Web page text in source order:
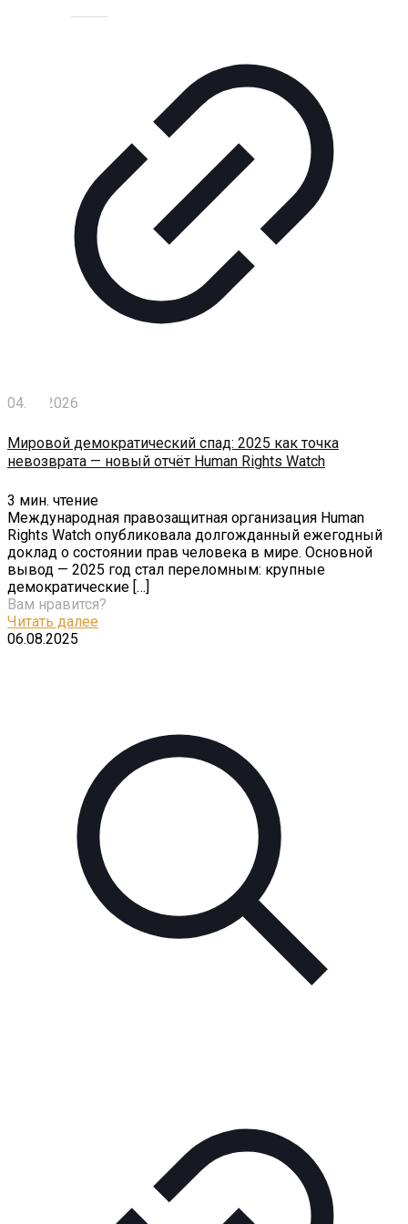
Технологии
читателя
Блокчейн
О
нас
Помощь
проекту
04.02.2026
Мировой демократический спад: 2025 как точка
невозврата — новый отчёт Human Rights Watch
3 мин. чтение
Международная правозащитная организация Human
Rights Watch опубликовала долгожданный ежегодный
доклад о состоянии прав человека в мире. Основной
вывод — 2025 год стал переломным: крупные
демократические […]
Вам нравится?
Читать далее
06.08.2025